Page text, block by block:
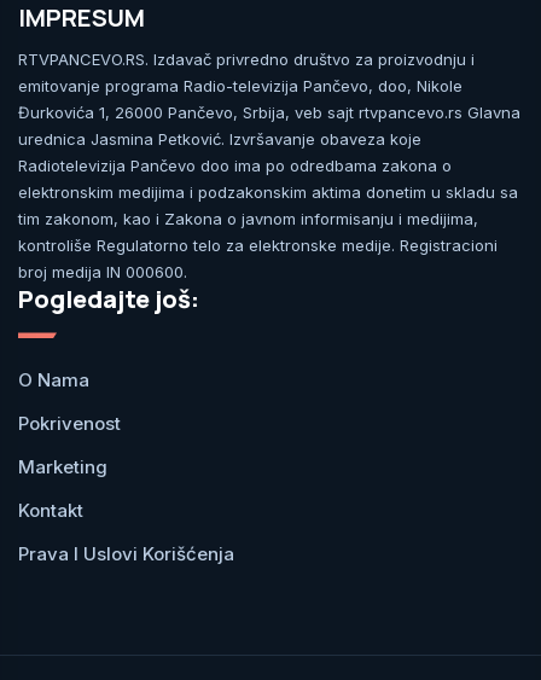
IMPRESUM
RTVPANCEVO.RS. Izdavač privredno društvo za proizvodnju i
emitovanje programa Radio-televizija Pančevo, doo, Nikole
Đurkovića 1, 26000 Pančevo, Srbija, veb sajt rtvpancevo.rs Glavna
urednica Jasmina Petković. Izvršavanje obaveza koje
Radiotelevizija Pančevo doo ima po odredbama zakona o
elektronskim medijima i podzakonskim aktima donetim u skladu sa
tim zakonom, kao i Zakona o javnom informisanju i medijima,
kontroliše Regulatorno telo za elektronske medije. Registracioni
broj medija IN 000600.
Pogledajte još:
O Nama
Pokrivenost
Marketing
Kontakt
Prava I Uslovi Korišćenja